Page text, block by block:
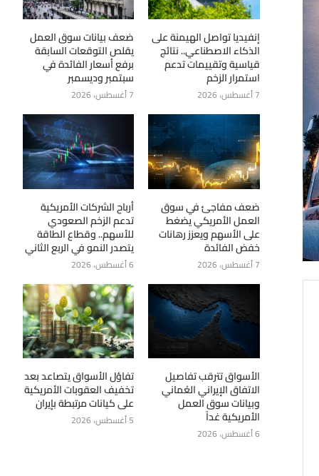
إنفيديا تواصل الهيمنة على
الذكاء الاصطناعي.. نتائج
قياسية وتقييمات تدعم
استمرار الزخم
7 أغسطس، 2026
ضعف بيانات سوق العمل
يقلص التوقعات السابقة
برفع أسعار الفائدة في
سبتمبر وديسمبر
7 أغسطس، 2026
ضعف مفاجئ في سوق
العمل الأمريكي يضغط
على الأسهم ويعزز رهانات
خفض الفائدة
7 أغسطس، 2026
أرباح الشركات الأمريكية
تدعم الزخم الصعودي
للأسهم.. وقطاع الطاقة
يتصدر النمو في الربع الثاني
6 أغسطس، 2026
الأسواق تترقب تفاصيل
الاتفاق الإيراني العُماني
وبيانات سوق العمل
الأمريكية غداً
6 أغسطس، 2026
تفاؤل الأسواق يتصاعد بعد
تخفيف العقوبات الأمريكية
على كيانات مرتبطة بإيران
5 أغسطس، 2026